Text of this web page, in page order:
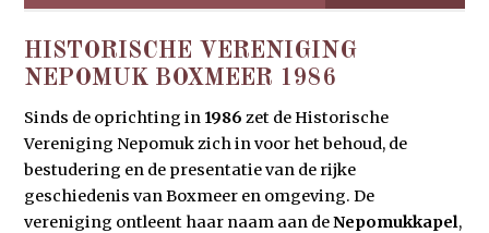
HISTORISCHE VERENIGING
NEPOMUK BOXMEER 1986
Sinds de oprichting in 1986 zet de Historische
Vereniging Nepomuk zich in voor het behoud, de
bestudering en de presentatie van de rijke
geschiedenis van Boxmeer en omgeving. De
vereniging ontleent haar naam aan deNepomukkapel,